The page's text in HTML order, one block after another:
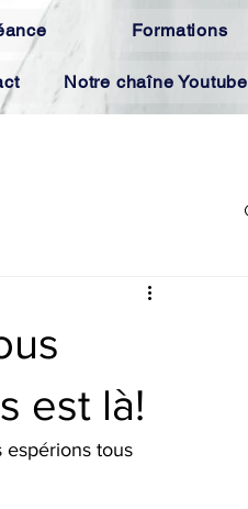
Formations
Notre chaîne Youtube
est là!
espérions tous